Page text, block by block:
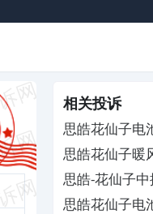
相关投诉
思皓花仙子电
店拖延冷处理
思皓花仙子暖
诿不担责
思皓-花仙子
池损坏
思皓花仙子电